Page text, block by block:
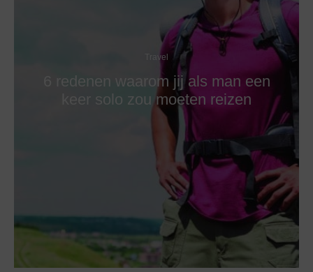
Travel
6 redenen waarom jij als man een
keer solo zou moeten reizen